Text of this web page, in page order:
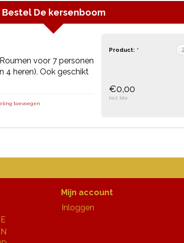
Bestel De kersenboom
voor 7 personen
4 heren). Ook geschikt
toevoegen
Product: *
€0,00
Incl. btw
Mijn account
Inloggen